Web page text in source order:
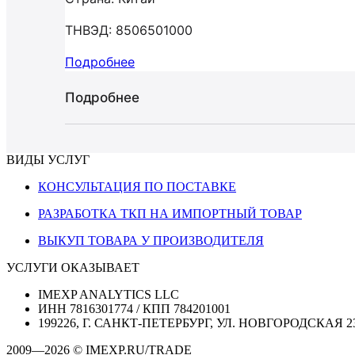
ТНВЭД: 8506501000
Подробнее
Подробнее
ВИДЫ УСЛУГ
КОНСУЛЬТАЦИЯ ПО ПОСТАВКЕ
РАЗРАБОТКА ТКП НА ИМПОРТНЫЙ ТОВАР
ВЫКУП ТОВАРА У ПРОИЗВОДИТЕЛЯ
УСЛУГИ ОКАЗЫВАЕТ
IMEXP ANALYTICS LLC
ИНН 7816301774 / КПП 784201001
199226, Г. САНКТ-ПЕТЕРБУРГ, УЛ. НОВГОРОДСКАЯ
2009—2026 © IMEXP.RU/TRADE